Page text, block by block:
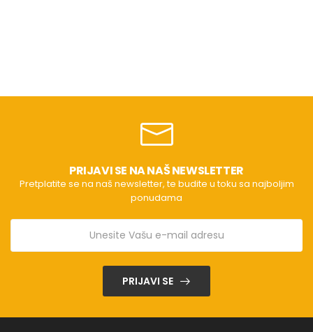
PRIJAVI SE NA NAŠ NEWSLETTER
Pretplatite se na naš newsletter, te budite u toku sa najboljim
ponudama
PRIJAVI SE